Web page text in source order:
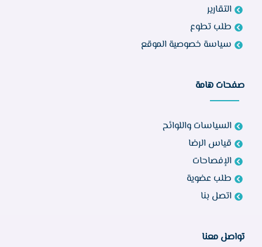
التقارير
طلب تطوع
سياسة خصوصية الموقع
صفحات هامة
السياسات واللوائح
قياس الرضا
الإفصاحات
طلب عضوية
اتصل بنا
تواصل معنا